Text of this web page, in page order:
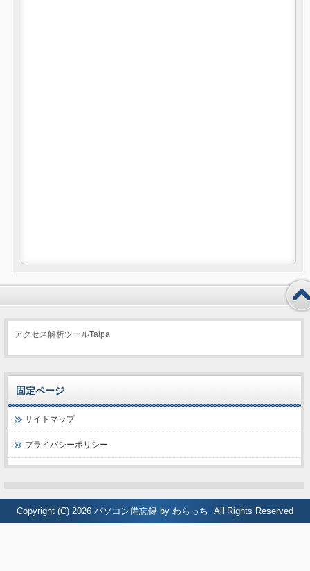
アクセス解析ツールTalpa
固定ページ
サイトマップ
プライバシーポリシー
Copyright (C) 2026 パソコン備忘録 by わらっち All Rights Reserved